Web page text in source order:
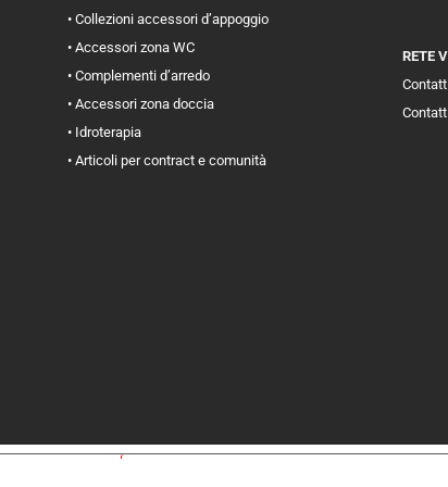
• Collezioni accessori d’appoggio
• Accessori zona WC
• Complementi d’arredo
• Accessori zona doccia
• Idroterapia
• Articoli per contract e comunità
RETE